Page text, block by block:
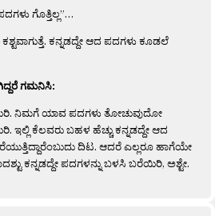
ಗೊತ್ತಿಲ್ಲ”…
ಕನ್ನಡದ್ದೇ ಆದ ಪದಗಳು ಕೂಡಲೆ
ಗಮನಿಸಿ:
ನಿಮಗೆ ಯಾವ ಪದಗಳು ತೋಚುವುದೋ
ಇಲ್ಲಿ ಕೆಲವರು ಬಹಳ ಹೆಚ್ಚು ಕನ್ನಡದ್ದೇ ಆದ
ದಿಟ. ಆದರೆ ಎಲ್ಲರೂ ಹಾಗೆಯೇ
ಕನ್ನಡದ್ದೇ ಪದಗಳನ್ನು ಬಳಸಿ ಬರೆಯಿರಿ, ಅಶ್ಟೇ.